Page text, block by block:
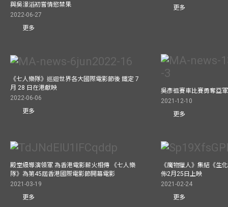
與吳澋滔初嘗情慾禁果
2022-06-27
更多
更多
《七人樂隊》巡迴世界各大國際電影節後 鐵定 7
月 28 日在港獻映
2022-06-06
更多
吳彥祖賽車比賽勇奪亞軍
2021-12-10
更多
殿堂級導演領軍 為香港電影薪火相傳 《七人樂
隊》為第45屆香港國際電影節開幕電影
2021-03-19
更多
《魔物獵人》集結《生
佈2月25日上映
2021-02-24
更多